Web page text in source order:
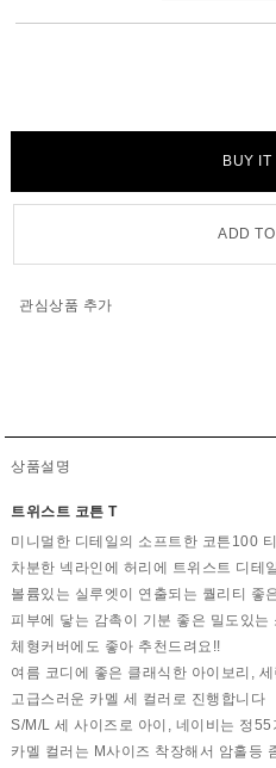
BUY IT
ADD
관심상품 추가
상품설명
트위스트 코튼 T
미니멀한 디테일의 소프트한 코튼100
차분한 넥라인에 허리에 트위스트 디테
볼륨있는 실루엣이 연출되는 퀄리티 좋
피부에 닿는 감촉이 기분 좋은 밀도있는
체형커버에도 좋아 추천드려요!!
여름 코디에 좋은 클래식한 아이보리, 세
고급스러운 카멜 세 컬러로 진행합니다
S/M/L 세 사이즈로 아이, 네이비는 정
카멜 컬러는 M사이즈 착장해서 암홀등